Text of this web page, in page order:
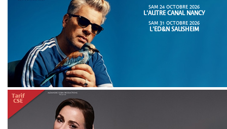
SAM 24 OCTOBRE 2026
L'AUTRE CANAL NANCY
SAM 31 OCTOBRE 2026
L'ED&N SAUSHEIM